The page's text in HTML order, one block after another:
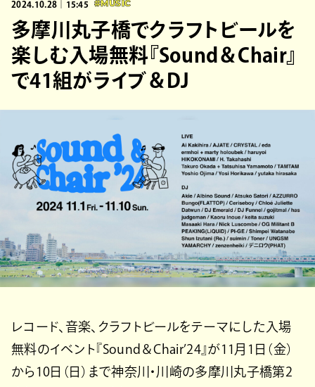
2024.10.28｜15:45 #MUSIC
多摩川丸子橋でクラフトビールを
楽しむ入場無料『Sound＆Chair』
で41組がライブ＆DJ
レコード、音楽、クラフトビールをテーマにした入場
無料のイベント『Sound＆Chair’24』が11月1日（金）
から10日（日）まで神奈川・川崎の多摩川丸子橋第2